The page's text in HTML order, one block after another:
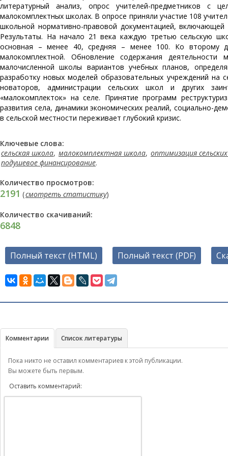
литературный анализ, опрос учителей-предметников с
малокомплектных школах. В опросе приняли участие 108
школьной нормативно-правовой документацией,
Результаты. На начало 21 века каждую третью сельскую
основная – менее 40, средняя – менее 100. Ко второму
малокомплектной. Обновление содержания
малочисленной школы вариантов учебных планов,
разработку новых моделей образовательных учреждений на
новаторов, администрации сельских школ и других
«малокомплекток» на селе. Принятие программ
развития села, динамики экономических реалий, социально-
в сельской местности переживает глубокий кризис.
Ключевые слова:
сельская школа, малокомплектная школа, оптимизация
подушевое финансирование.
Количество просмотров:
2191 (смотреть статистику)
Количество скачиваний:
6848
Полный текст (HTML) Полный текст (PDF)
Комментарии Список литературы
Пока никто не оставил комментариев к этой публикации.
Вы можете быть первым.
Оставить комментарий: